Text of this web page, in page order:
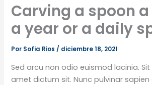
Carving a spoon
a year or a daily
Por Sofia Rios/ diciembre 18, 2021
Sed arcu non odio euismod lacinia.
amet dictum sit. Nunc pulvinar sapien